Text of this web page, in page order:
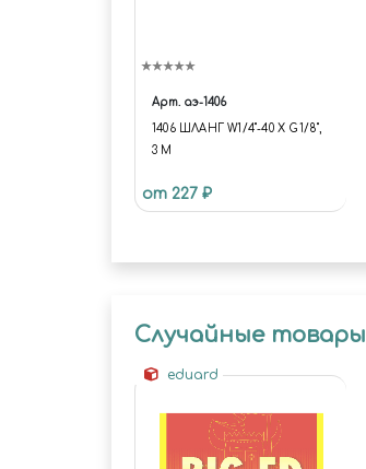
Арт. аэ-1406
1406 ШЛАНГ W1/4"-40 Х G1/8",
3 М
от 227 ₽
Случайные товары
eduard